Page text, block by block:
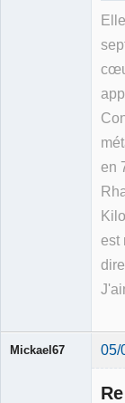
en
est
Mickael67 05/